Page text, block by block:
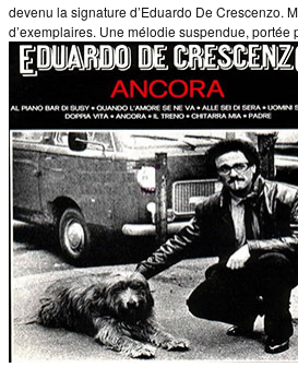
devenu la signature d’Eduardo De Crescenzo.
d’exemplaires. Une mélodie suspendue, portée